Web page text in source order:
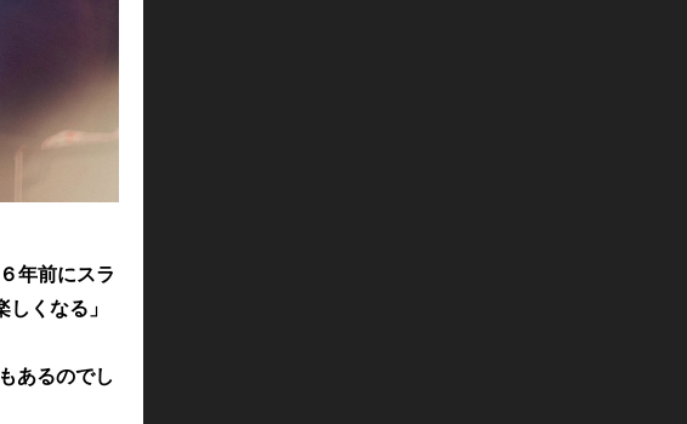
年前にスラ
くなる」
あるのでし